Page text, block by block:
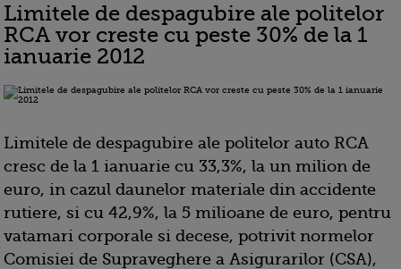
Limitele de despagubire ale politelor
RCA vor creste cu peste 30% de la 1
ianuarie 2012
Limitele de despagubire ale politelor auto RCA
cresc de la 1 ianuarie cu 33,3%, la un milion de
euro, in cazul daunelor materiale din accidente
rutiere, si cu 42,9%, la 5 milioane de euro, pentru
vatamari corporale si decese, potrivit normelor
Comisiei de Supraveghere a Asigurarilor (CSA),